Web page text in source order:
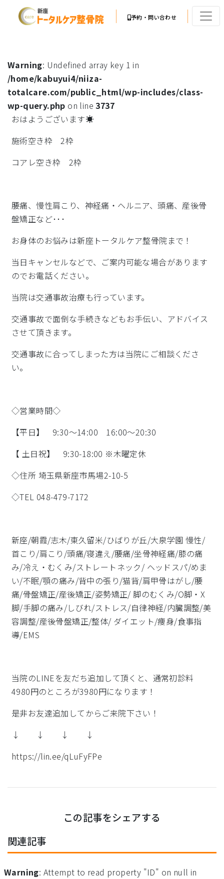
予約・問い合わせ
Warning: Undefined array key 1 in
/home/kabuyui4/niiza-
totalcare.com/public_html/wp-includes/class-
wp-query.php on line3737
おはようございます☀
施術空き枠 2枠
コアレ空き枠 2枠
腰痛、慢性肩こり、神経痛・ヘルニア、頭痛、産後骨
盤矯正など･･･
お身体のお悩みは新座トータルケア整骨院まで！
当日キャンセルなどで、ご案内可能な場合があります
のでお電話ください。
当院は交通事故治療も行っています。
交通事故で面倒な手続きなどもお手伝い、アドバイス
させて頂きます。
交通事故に合ってしまった方は当院にご相談くださ
い。
◇営業時間◇
【平日】 9:30～14:00 16:00～20:30
【 土日祝】 9:30-18:00 ※木曜定休
◇住所 埼玉県新座市馬場2-10-5
◇TEL 048-479-7172
新座/朝霞/志木/東久留米/ひばりが丘/大泉学園 慢性/
首こり/肩こり/頭痛/寝違え/腰痛/坐骨神経痛/膝の痛
み/冷え・むくみ/ストレートネック/ ヘッドスパ/めま
い/不眠/顎の痛み/背中の張り/猫背/肩甲骨はがし/腰
痛/骨盤矯正/産後矯正/姿勢矯正/ 脚のむくみ/O脚・X
脚/手脚の痛み/しびれ/ストレス/自律神経/内臓調整/美
容調整/産後骨盤矯正/整体/ ダイエット/痩身/食事指
導/EMS
当院のLINEを友だち追加して頂くと、通常初診料
4980円のところが3980円になります！
是非お友達追加してからご来院下さい！
↓ ↓ ↓ ↓
https://lin.ee/qLuFyFPe
この記事をシェアする
関連記事
Warning: Attempt to read property "ID" on null in